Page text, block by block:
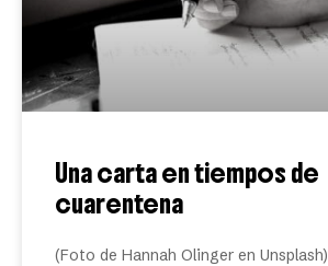
Una carta en tiempos de
cuarentena
(Foto de Hannah Olinger en